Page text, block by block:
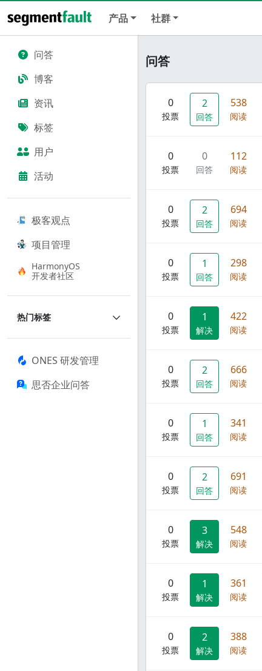
产品 社群
问答
博客
资讯
标签
用户
活动
极客观点
项目管理
HarmonyOS
开发者社区
热门标签
ONES 研发管理
思否企业问答
问答
0
投票
2
回答
538
阅读
0
投票
0
回答
112
阅读
0
投票
2
回答
694
阅读
0
投票
1
回答
298
阅读
0
投票
1
解决
422
阅读
0
投票
2
回答
666
阅读
0
投票
1
回答
341
阅读
0
投票
2
回答
691
阅读
0
投票
3
解决
548
阅读
0
投票
1
解决
361
阅读
0
投票
2
解决
388
阅读